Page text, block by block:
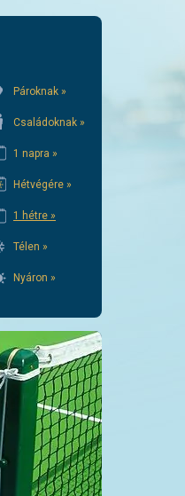
Pároknak »
Családoknak »
1 napra »
Hétvégére »
1 hétre »
Télen »
Nyáron »